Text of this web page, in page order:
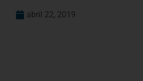
abril 22, 2019